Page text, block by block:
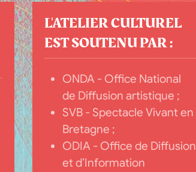
L'ATELIER CULTUREL
EST SOUTENU PAR :
ONDA - Office National
de Diffusion artistique ;
SVB - Spectacle Vivant en
Bretagne ;
ODIA - Office de Diffusion
et d’Information